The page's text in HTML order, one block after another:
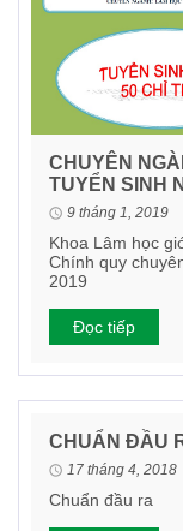
CHUYÊN
TUYỂN SINH
9 tháng 1, 2019
Khoa Lâm học
Chính quy
2019
Đọc tiếp
CHUẨN ĐẦU
17 tháng 4, 2018
Chuẩn đầu ra